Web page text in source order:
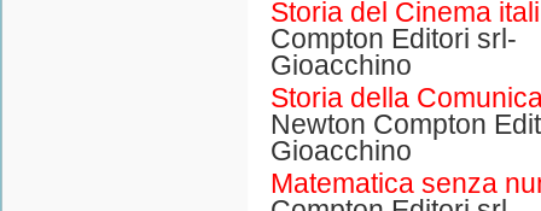
Storia del Cinema
Compton Editori
Gioacchino
Storia della
Newton Compton
Gioacchino
Matematica senza